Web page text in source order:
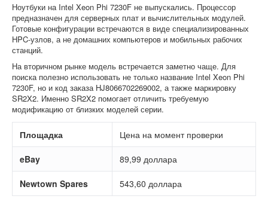
Ноутбуки на Intel Xeon Phi 7230F не выпускались. Процессор
предназначен для серверных плат и вычислительных модулей.
Готовые конфигурации встречаются в виде специализированных
HPC-узлов, а не домашних компьютеров и мобильных рабочих
станций.
На вторичном рынке модель встречается заметно чаще. Для
поиска полезно использовать не только название Intel Xeon Phi
7230F, но и код заказа HJ8066702269002, а также маркировку
SR2X2. Именно SR2X2 помогает отличить требуемую
модификацию от близких моделей серии.
Площадка Цена на момент проверки
eBay 89,99 доллара
Newtown Spares 543,60 доллара